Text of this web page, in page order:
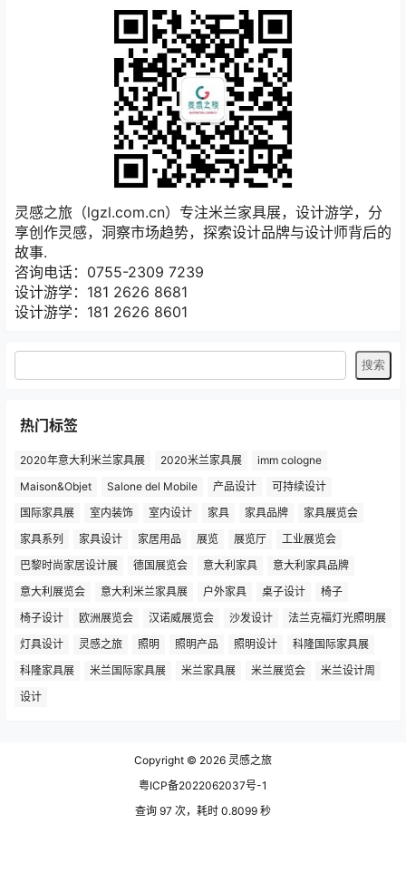
灵感之旅（lgzl.com.cn）专注米兰家具展，设计游学，分
享创作灵感，洞察市场趋势，探索设计品牌与设计师背后的
故事.
咨询电话：0755-2309 7239
设计游学：181 2626 8681
设计游学：181 2626 8601
热门标签
2020年意大利米兰家具展 2020米兰家具展
imm cologne
Maison&Objet
Salone del Mobile 产品设计
可持续设计
国际家具展
室内装饰 室内设计 家具 家具品牌
家具展览会
家具系列
家具设计 家居用品 展览 展览厅
工业展览会
巴黎时尚家居设计展
德国展览会 意大利家具
意大利家具品牌
意大利展览会
意大利米兰家具展 户外家具 桌子设计
椅子
椅子设计
欧洲展览会 汉诺威展览会 沙发设计
法兰克福灯光照明展
灯具设计
灵感之旅 照明 照明产品 照明设计
科隆国际家具展
科隆家具展
米兰国际家具展 米兰家具展 米兰展览会
米兰设计周
设计
Copyright © 2026 灵感之旅
粤ICP备2022062037号-1
查询 97 次，耗时 0.8099 秒